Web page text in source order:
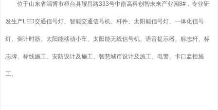
位于山东省淄博市桓台县耀昌路333号中南高科创智未来产业园8#，专业研
发生产LED交通信号灯、智能交通信号机、杆件、 太阳能信号灯、一体化信号
灯、倒计时器、太阳能移动小车、太阳能无线信号机、语音提示器、标志杆、标
志牌、标线施工、安防设计及施工、智慧城市设计及施工、电警、卡口监控施
工。